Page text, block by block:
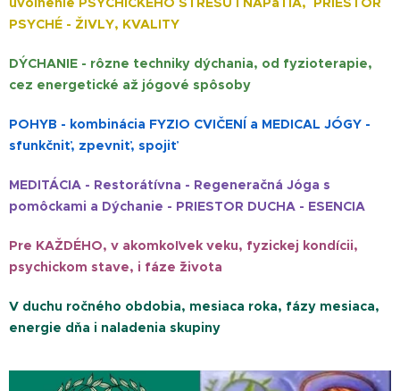
PSYCHÉ - ŽIVLY, KVALITY
DÝCHANIE - rôzne techniky dýchania, od fyzioterapie,
cez energetické až jógové spôsoby
POHYB - kombinácia FYZIO CVIČENÍ a MEDICAL JÓGY -
sfunkčniť, zpevniť, spojiť
MEDITÁCIA - Restorátívna - Regeneračná Jóga s
pomôckami a Dýchanie - PRIESTOR DUCHA - ESENCIA
Pre KAŽDÉHO, v akomkoľvek veku, fyzickej kondícii,
psychickom stave, i fáze ˇživota
V duchu ročného obdobia, mesiaca roka, fázy mesiaca,
energie dňa i naladenia skupiny